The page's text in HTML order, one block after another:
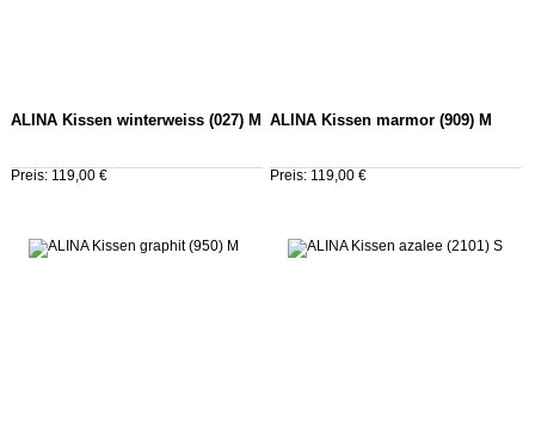
ALINA Kissen winterweiss (027) M
Preis: 119,00 €
ALINA Kissen marmor (909) M
Preis: 119,00 €